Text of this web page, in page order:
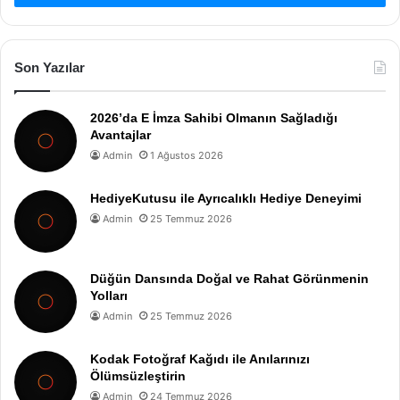
Son Yazılar
2026’da E İmza Sahibi Olmanın Sağladığı
Avantajlar
Admin 1 Ağustos 2026
HediyeKutusu ile Ayrıcalıklı Hediye Deneyimi
Admin 25 Temmuz 2026
Düğün Dansında Doğal ve Rahat Görünmenin
Yolları
Admin 25 Temmuz 2026
Kodak Fotoğraf Kağıdı ile Anılarınızı
Ölümsüzleştirin
Admin 24 Temmuz 2026